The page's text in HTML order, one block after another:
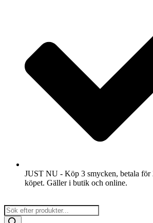
JUST NU - Köp 3 smycken, betala för
köpet. Gäller i butik och online.
Products
search